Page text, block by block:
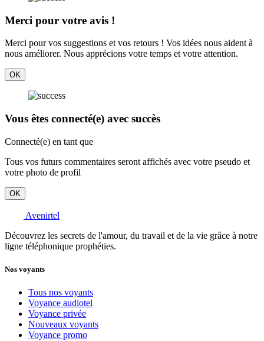
Merci pour votre avis !
Merci pour vos suggestions et vos retours ! Vos idées nous aident à
nous améliorer. Nous apprécions votre temps et votre attention.
OK
Vous êtes connecté(e) avec succès
Connecté(e) en tant que
Tous vos futurs commentaires seront affichés avec votre pseudo et
votre photo de profil
OK
Avenirtel
Découvrez les secrets de l'amour, du travail et de la vie grâce à notre
ligne téléphonique prophéties.
Nos voyants
Tous nos voyants
Voyance audiotel
Voyance privée
Nouveaux voyants
Voyance promo